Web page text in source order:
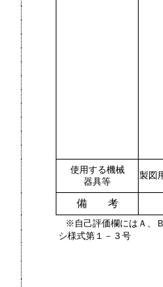
使用する機械
器具等
製図
備 考
※自己評価欄にはＡ、Ｂ
シ様式第１－３号